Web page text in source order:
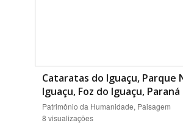
Cataratas do Iguaçu, Parque
Iguaçu, Foz do Iguaçu, Paraná
Patrimônio da Humanidade, Paisagem
8 visualizações